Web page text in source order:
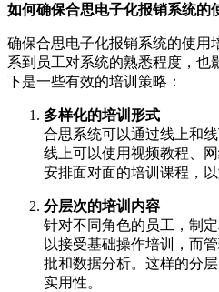
如何确保合思电子化报销系统的
确保合思电子化报销系统的使用
系到员工对系统的熟悉程度，也
下是一些有效的培训策略：
多样化的培训形式
合思系统可以通过线上和
线上可以使用视频教程、
安排面对面的培训课程，
分层次的培训内容
针对不同角色的员工，制
以接受基础操作培训，而
批和数据分析。这样的分
实用性。